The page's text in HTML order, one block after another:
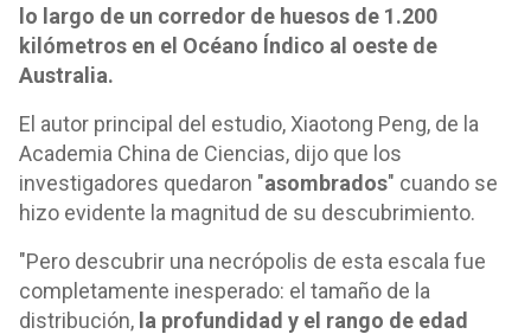
lo largo de un corredor de huesos de 1.200
kilómetros en el Océano Índico al oeste de
Australia.
El autor principal del estudio, Xiaotong Peng, de la
Academia China de Ciencias, dijo que los
investigadores quedaron "asombrados" cuando se
hizo evidente la magnitud de su descubrimiento.
"Pero descubrir una necrópolis de esta escala fue
completamente inesperado: el tamaño de la
distribución, la profundidad y el rango de edad